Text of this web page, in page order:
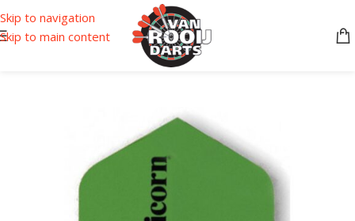
Skip to navigation
Skip to main content